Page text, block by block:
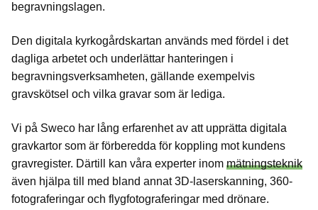
begravningslagen.
Den digitala kyrkogårdskartan används med fördel i det
dagliga arbetet och underlättar hanteringen i
begravningsverksamheten, gällande exempelvis
gravskötsel och vilka gravar som är lediga.
Vi på Sweco har lång erfarenhet av att upprätta digitala
gravkartor som är förberedda för koppling mot kundens
gravregister. Därtill kan våra experter inom mätningsteknik
även hjälpa till med bland annat 3D-laserskanning, 360-
fotograferingar och flygfotograferingar med drönare.